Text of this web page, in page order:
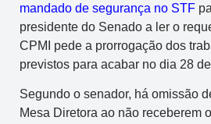
mandado de segurança no STF
presidente do Senado a ler o
CPMI pede a prorrogação dos
previstos para acabar no dia 28
Segundo o senador, há omissão
Mesa Diretora ao não receberem